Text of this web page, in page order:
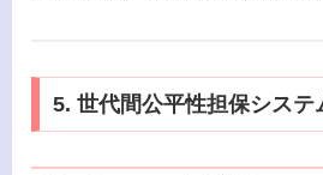
5. 世代間公平性担保システ